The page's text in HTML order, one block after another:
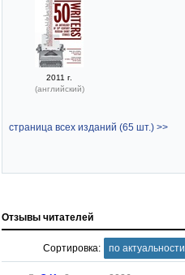
2011 г.
(английский)
страница всех изданий (65 шт.) >>
Отзывы читателей
Сортировка: по актуальности